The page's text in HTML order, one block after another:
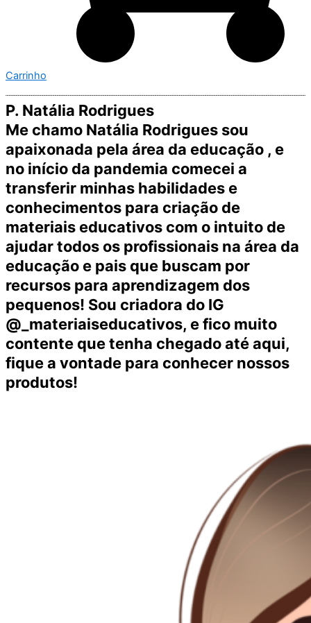
Carrinho
P. Natália Rodrigues
Me chamo Natália Rodrigues sou
apaixonada pela área da educação , e
no início da pandemia comecei a
transferir minhas habilidades e
conhecimentos para criação de
materiais educativos com o intuito de
ajudar todos os profissionais na área da
educação e pais que buscam por
recursos para aprendizagem dos
pequenos! Sou criadora do IG
@_materiaiseducativos, e fico muito
contente que tenha chegado até aqui,
fique a vontade para conhecer nossos
produtos!